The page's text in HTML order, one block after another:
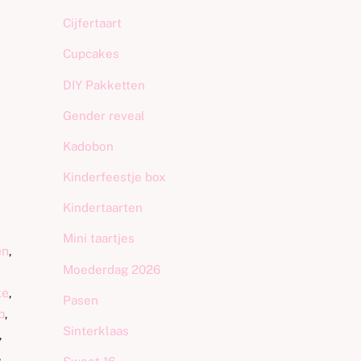
,
,
,
,
Cijfertaart
Cupcakes
DIY Pakketten
Gender reveal
Kadobon
Kinderfeestje box
Kindertaarten
Mini taartjes
Moederdag 2026
Pasen
Sinterklaas